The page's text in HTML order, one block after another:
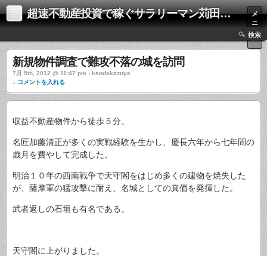
超速不動産投資で稼ぐサラリーマン苅田和哉
メ
ニ
ュ
ー
検索
新規物件調査で難攻不落の城を訪問
7月 5th, 2012 @ 11:47 pm › kandakazuya
↓ コメントを入れる
収益不動産物件から徒歩５分。
名匠加藤清正が多くの実戦経験を生かし、慶長六年から七年間の
歳月を費やして完成した。
明治１０年の西南戦争で天守閣をはじめ多くの建物を焼失した
が、薩摩軍の猛攻撃に耐え、名城としての真価を発揮した。
武者返しの石垣も有名である。
天守閣に上がりました。